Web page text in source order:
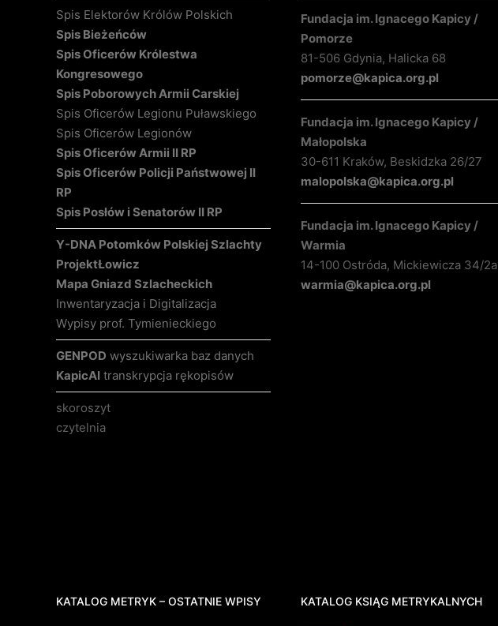
Spis Elektorów Królów Polskich
Spis Bieżeńców
Spis Oficerów Królestwa
Kongresowego
Spis Poborowych Armii Carskiej
Spis Oficerów Legionu Puławskiego
Spis Oficerów Legionów
Spis Oficerów Armii II RP
Spis Oficerów Policji Państwowej II
RP
Spis Posłów i Senatorów II RP
Y-DNA Potomków Polskiej Szlachty
ProjektŁowicz
Mapa Gniazd Szlacheckich
Inwentaryzacja i Digitalizacja
Wypisy prof. Tymienieckiego
GENPOD wyszukiwarka baz danych
KapicAI transkrypcja rękopisów
skoroszyt
czytelnia
Fundacja im. Ignacego Kapicy /
Pomorze
81-506 Gdynia, Halicka 68
pomorze@kapica.org.pl
Fundacja im. Ignacego Kapicy /
Małopolska
30-611 Kraków, Beskidzka 26/27
malopolska@kapica.org.pl
Fundacja im. Ignacego Kapicy /
Warmia
14-100 Ostróda, Mickiewicza 34/2a
warmia@kapica.org.pl
KATALOG METRYK – OSTATNIE WPISY KATALOG KSIĄG METRYKALNYCH